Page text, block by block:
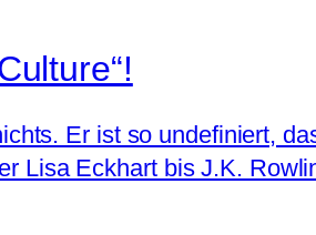
Er ist so undefiniert,
Lisa Eckhart bis J.K.